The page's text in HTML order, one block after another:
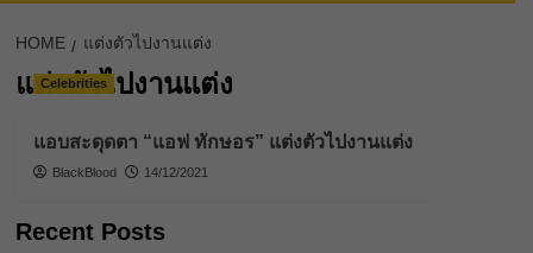
HOME แต่งตัวไปงานแต่ง
แต่งตัวไปงานแต่ง
Celebrities
แอบสะดุดตา “แอฟ ทักษอร” แต่งตัวไปงานแต่ง
BlackBlood 14/12/2021
Recent Posts